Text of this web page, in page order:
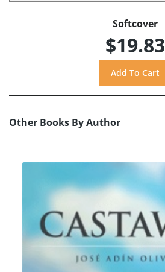
Softcover
$19.83
Other Books By Author